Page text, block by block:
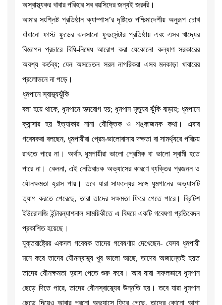
অস্বাস্থ্যকর খাবার পরিহার সব বয়সিদের জন্যই জরুরি।
আমার সংশ্লিষ্ট প্রতিষ্ঠান ক্যাম্পাস’র দৃষ্টিতে পশ্চিমাদেশীয় অনুরূপ চোখ
ধাঁধানো ফাস্ট ফুডের ঝলসানো ফুডসেন্টার প্রতিষ্ঠায় এবং এসব খাদ্যের
বিজ্ঞাপন প্রচারে বিধি-নিষেধ আরোপ করা যেকোনো কল্যাণ সরকারের
অবশ্য কর্তব্য; যেন অসচেতন সরল নাগরিকরা এসব মনকাড়া খাবারের
প্রলোভনে না পড়ে।
ধূমপানে স্বাস্থ্যঝুঁকি
বলা হয়ে থাকে, ধূমপানে হৃদরোগ হয়; ধূমপান মৃত্যুর ঝুঁকি বাড়ায়; ধূমপানে
ক্যান্সার হয় ইত্যাকার নানা যৌক্তিক ও শঙ্কাজনক কথা। এবার
গবেষকরা বলছেন, ধূমপায়ীরা প্রেম-ভালোবাসায় দক্ষতা বা সামর্থ্যরে পরিচয়
রাখতে পারে না। অর্থাৎ ধূমপায়ীরা ভালো প্রেমিক বা ভালো স্বামী হতে
পারে না। কেননা, এই নেতিবাচক অভ্যাসের কারণে ব্যক্তির প্রজনন ও
যৌনক্ষমতা হ্রাস পায়। তবে যারা সাফল্যের সঙ্গে ধূমপানের অভ্যাসটি
ত্যাগ করতে পেরেছে, তারা তাদের সক্ষমতা ফিরে পেতে পারে। ব্রিটিশ
ইউরোলজি ইন্টারন্যাশনাল সাময়িকীতে এ বিষয়ে একটি গবেষণা প্রতিবেদন
প্রকাশিত হয়েছে।
যুক্তরাষ্ট্রের একদল গবেষক তাদের গবেষণায় দেখেছেন- যেসব ধূমপায়ী
মনে করে তাদের যৌনস্বাস্থ্য খুব ভালো আছে, তাদের অজান্তেই হয়ত
তাদের যৌনক্ষমতা হ্রাস পেতে শুরু করে। আর যারা সফলভাবে ধূমপান
ছেড়ে দিতে পারে, তাদের যৌনস্বাস্থ্যের উন্নতি হয়। তবে যারা ধূমপান
ছেড়ে দিয়েও আবার পুরনো অভ্যাসে ফিরে গেছে, তাদের কোনো আশা